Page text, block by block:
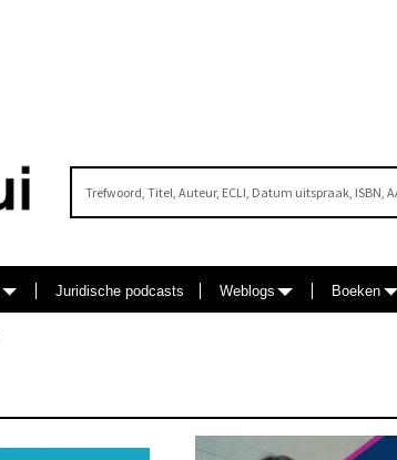
Juridische podcasts Weblogs Boeken